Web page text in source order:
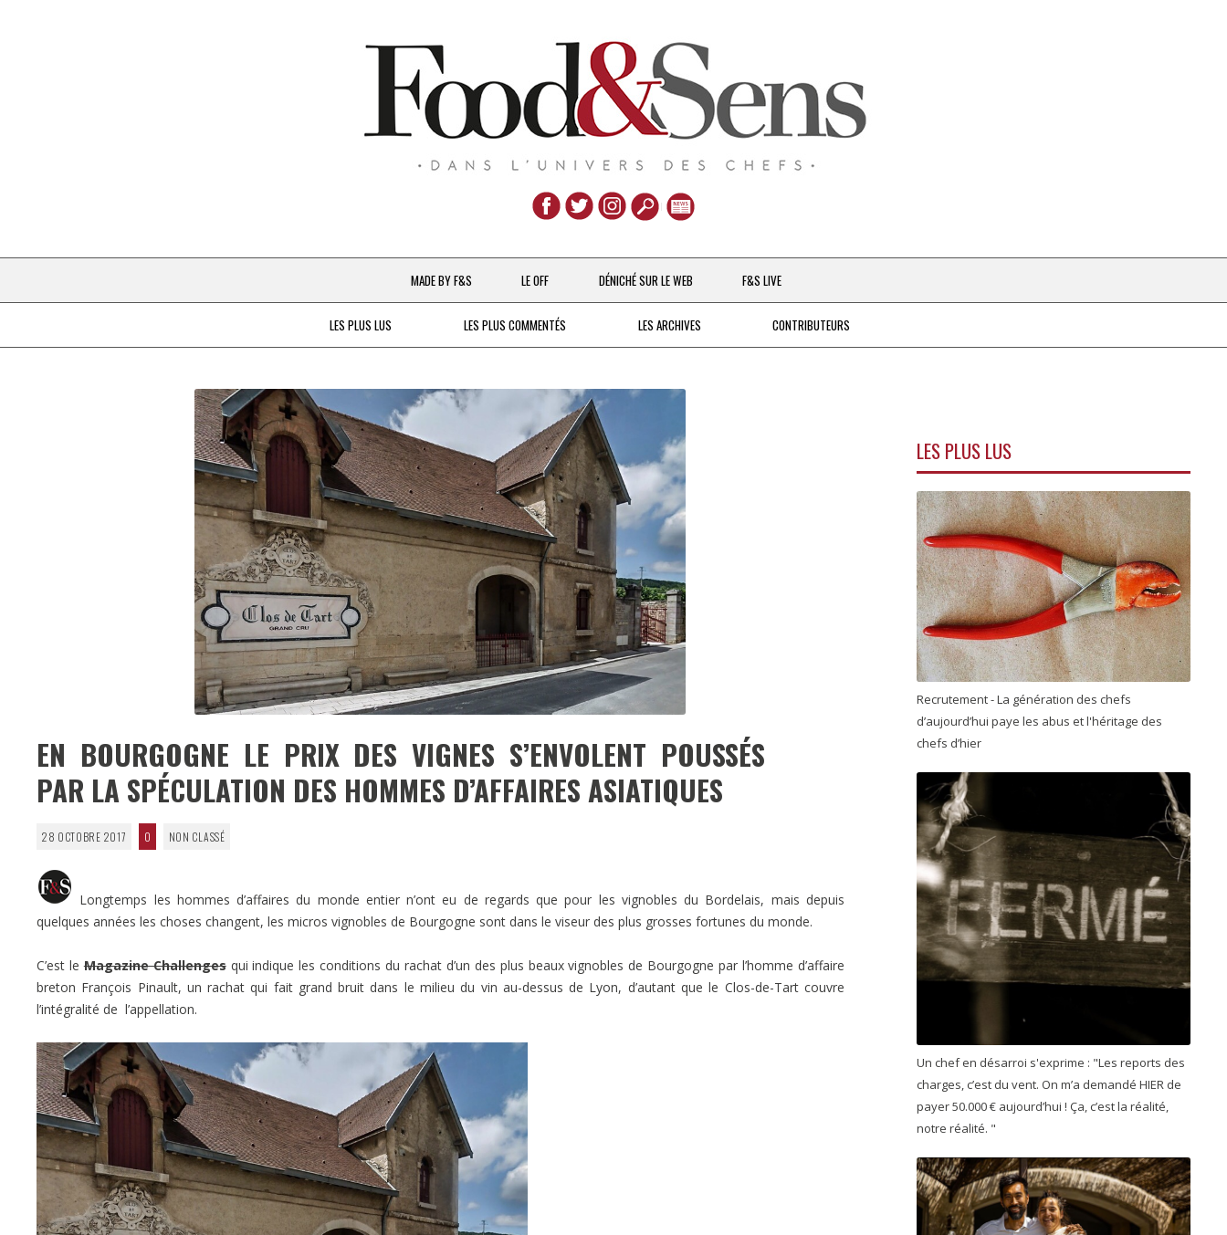
Aller
au
contenu
MADE BY F&S
CHEFS & ACTUALITÉS
À LA PETITE CUILLÈRE
DESTIN DE FEMME
V…DE VOYAGE
LE OFF DÉNICHÉ SUR LE WEB F&S LIVE
LES PLUS LUS LES PLUS COMMENTÉS LES ARCHIVES CONTRIBUTEURS
EN BOURGOGNE LE PRIX DES VIGNES S’ENVOLENT POUSSÉS
PAR LA SPÉCULATION DES HOMMES D’AFFAIRES ASIATIQUES
28 OCTOBRE 2017 0 NON CLASSÉ
Longtemps les hommes d’affaires du monde entier n’ont eu de regards que pour les vignobles du Bordelais, mais depuis
quelques années les choses changent, les micros vignobles de Bourgogne sont dans le viseur des plus grosses fortunes du monde.
C’est leMagazine Challengesqui indique les conditions du rachat d’un des plus beaux vignobles de Bourgogne par l’homme d’affaire
breton François Pinault, un rachat qui fait grand bruit dans le milieu du vin au-dessus de Lyon, d’autant que le Clos-de-Tart couvre
l’intégralité de l’appellation.
LES PLUS LUS
Recrutement - La génération des chefs
d’aujourd’hui paye les abus et l'héritage des
chefs d’hier
Un chef en désarroi s'exprime : "Les reports des
charges, c’est du vent. On m’a demandé HIER de
payer 50.000 € aujourd’hui ! Ça, c’est la réalité,
notre réalité. "